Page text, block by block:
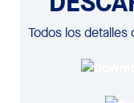
Todos los detalles